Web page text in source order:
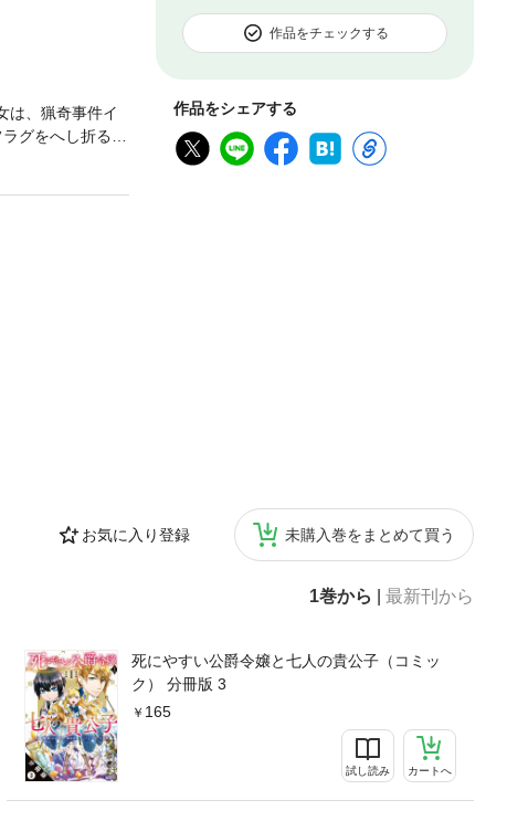
作品をチェックする
作品をシェアする
お気に入り登録 未購入巻をまとめて買う
1巻から 最新刊から
死にやすい公爵令嬢と七人の貴公子（コミッ
ク） 分冊版 3
165
試し読み カートへ
は、猟奇事件イ
グをへし折るた
」発、大人気